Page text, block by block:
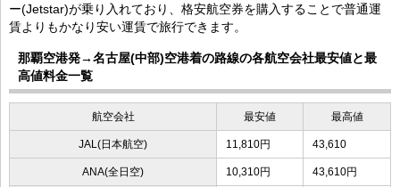
ー(Jetstar)が乗り入れており、格安航空券を購入することで普通運
賃よりもかなり安い運賃で旅行できます。
那覇空港発→名古屋(中部)空港着の路線の各航空会社最安値と最
高値料金一覧
航空会社 最安値 最高値
JAL(日本航空) 11,810円 43,610
ANA(全日空) 10,310円 43,610円